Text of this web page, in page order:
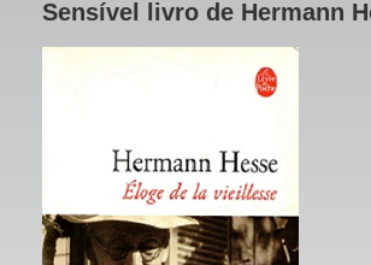
Sensível livro de Hermann